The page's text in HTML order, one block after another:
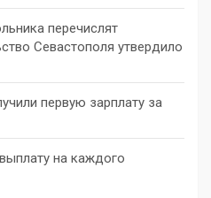
перечислят
Севастополя утвердило
первую зарплату за
на каждого